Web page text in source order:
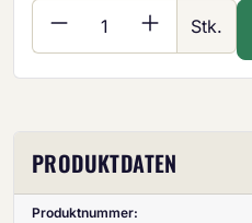
Produkt Anzahl:
Stk.
PRODUKTDATEN
Produktnummer: